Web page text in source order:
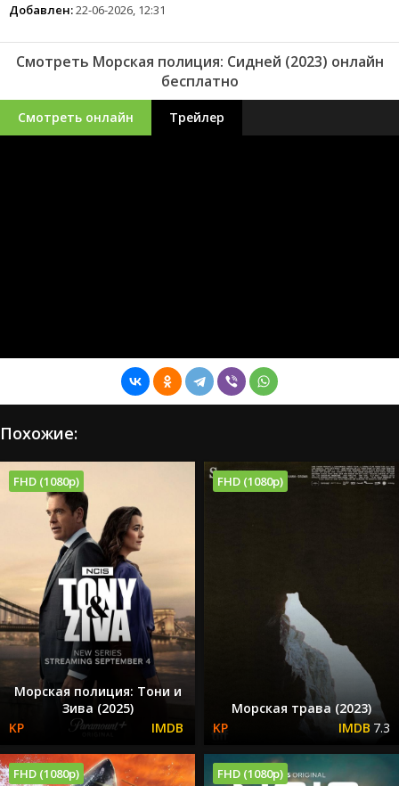
Добавлен:22-06-2026, 12:31
Смотреть Морская полиция: Сидней (2023) онлайн
бесплатно
Смотреть онлайн Трейлер
Похожие:
FHD (1080p)
Морская полиция: Тони и
Зива (2025)
FHD (1080p)
Морская трава (2023)
7.3
FHD (1080p) FHD (1080p)